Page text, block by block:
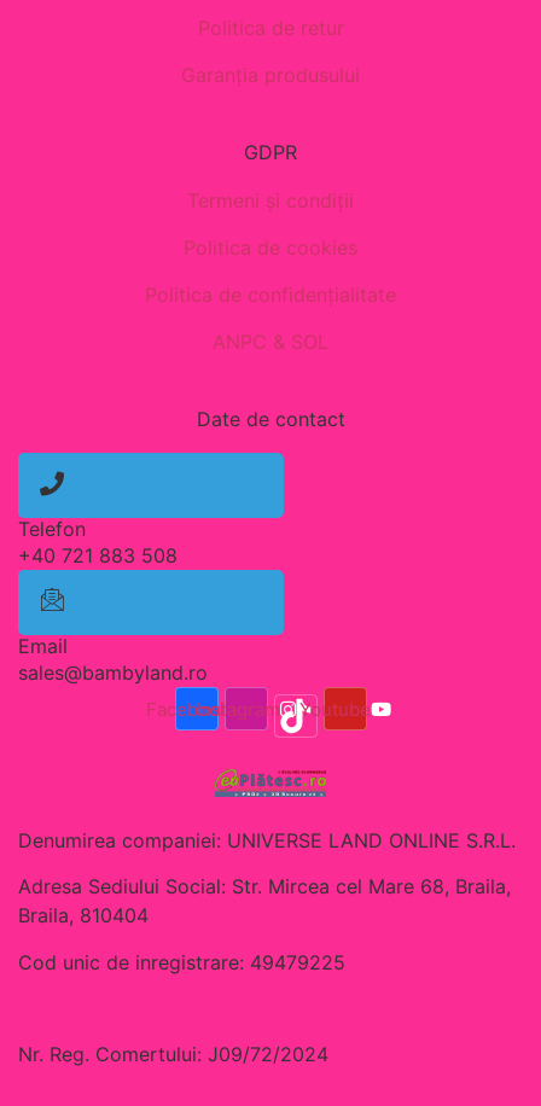
Politica de retur
Garanția produsului
GDPR
Termeni și condiții
Politica de cookies
Politica de confidențialitate
ANPC & SOL
Date de contact
Telefon
+40 721 883 508
Email
sales@bambyland.ro​
FacebookInstagram Youtube
Denumirea companiei: UNIVERSE LAND ONLINE S.R.L.
Adresa Sediului Social: Str. Mircea cel Mare 68, Braila,
Braila, 810404
Cod unic de inregistrare: 49479225
Nr. Reg. Comertului: J09/72/2024